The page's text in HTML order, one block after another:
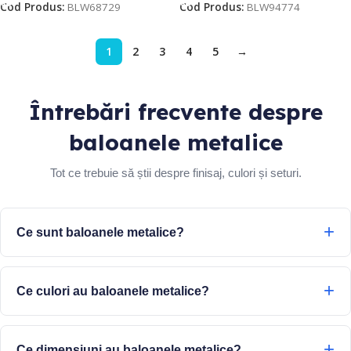
Cod Produs: BLW68729 Cod Produs: BLW94774
1 2 3 4 5 →
Întrebări frecvente despre
baloanele metalice
Tot ce trebuie să știi despre finisaj, culori și seturi.
Ce sunt baloanele metalice?
Ce culori au baloanele metalice?